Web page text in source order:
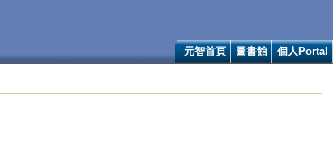
元智首頁 圖書館 個人Portal